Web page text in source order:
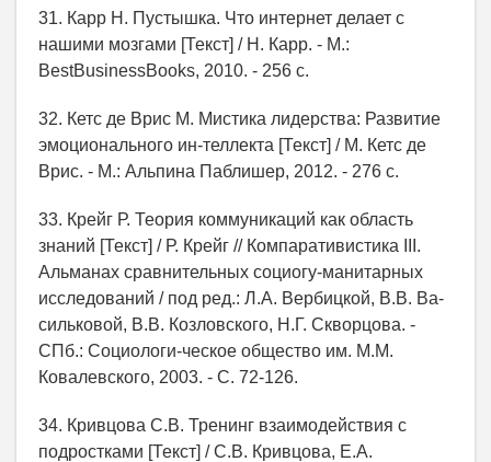
31. Карр Н. Пустышка. Что интернет делает с
нашими мозгами [Текст] / Н. Карр. - М.:
BestBusinessBooks, 2010. - 256 с.
32. Кетс де Врис М. Мистика лидерства: Развитие
эмоционального ин-теллекта [Текст] / М. Кетс де
Врис. - М.: Альпина Паблишер, 2012. - 276 с.
33. Крейг Р. Теория коммуникаций как область
знаний [Текст] / Р. Крейг // Компаративистика III.
Альманах сравнительных социогу-манитарных
исследований / под ред.: Л.А. Вербицкой, В.В. Ва-
сильковой, В.В. Козловского, Н.Г. Скворцова. -
СПб.: Социологи-ческое общество им. М.М.
Ковалевского, 2003. - С. 72-126.
34. Кривцова С.В. Тренинг взаимодействия с
подростками [Текст] / С.В. Кривцова, Е.А.